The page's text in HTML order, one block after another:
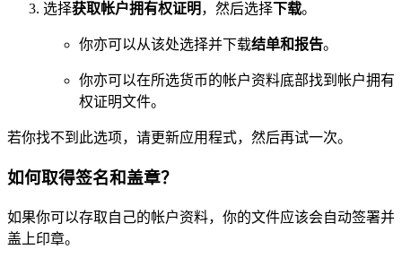
选择获取帐户拥有权证明 ，然后选择下载。
你亦可以从该处选择并下载结单和报告。
你亦可以在所选货币的帐户资料底部找到帐户拥有
权证明文件。
若你找不到此选项，请更新应用程式，然后再试一次。
如何取得签名和盖章？
如果你可以存取自己的帐户资料，你的文件应该会自动签署并
盖上印章。